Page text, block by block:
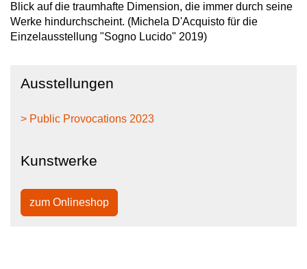
Blick auf die traumhafte Dimension, die immer durch seine
Werke hindurchscheint. (Michela D'Acquisto für die
Einzelausstellung "Sogno Lucido" 2019)
Ausstellungen
> Public Provocations 2023
Kunstwerke
zum Onlineshop